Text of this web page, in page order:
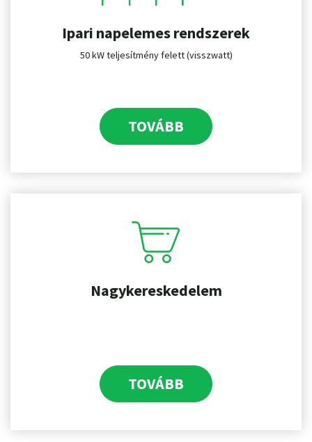
Ipari napelemes rendszerek
TOVÁBB
50 kW teljesítmény felett (visszwatt)
Nagykereskedelem
TOVÁBB